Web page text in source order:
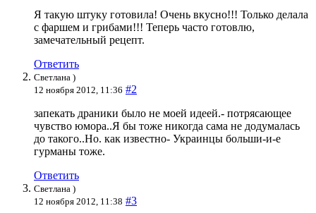
Я такую штуку готовила! Очень вкусно!!! Только делала
с фаршем и грибами!!! Теперь часто готовлю,
замечательный рецепт.
Ответить
Светлана )
12 ноября 2012, 11:36 #2
запекать драники было не моей идеей.- потрясающее
чувство юмора..Я бы тоже никогда сама не додумалась
до такого..Но. как известно- Украинцы больши-и-е
гурманы тоже.
Ответить
Светлана )
12 ноября 2012, 11:38 #3